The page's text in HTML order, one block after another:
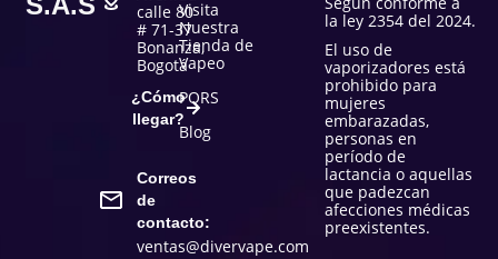
calle 80
# 71-37
Bonanza,
Bogotá
¿Cómo
llegar?
Correos
de
contacto:
ventas@divervape.com
Visita
Nuestra
Tienda de
Vapeo
PQRS
Blog
la ley 2354 del 2024.
El uso de
vaporizadores está
prohibido para
mujeres
embarazadas,
personas en
período de
lactancia o aquellas
que padezcan
afecciones médicas
preexistentes.